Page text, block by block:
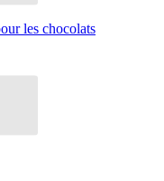
les chocolats